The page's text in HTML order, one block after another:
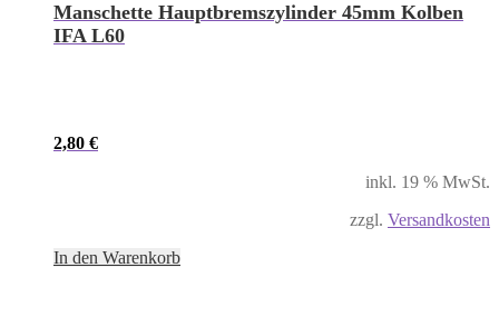
Manschette Hauptbremszylinder 45mm Kolben
IFA L60
2,80 €
inkl. 19 % MwSt.
zzgl. Versandkosten
In den Warenkorb